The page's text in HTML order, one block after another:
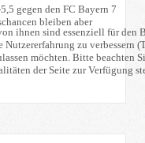
gegen den FC Bayern 7
bleiben aber
ihnen sind essenziell für den
Nutzererfahrung zu verbessern
möchten. Bitte beachten
der Seite zur Verfügung